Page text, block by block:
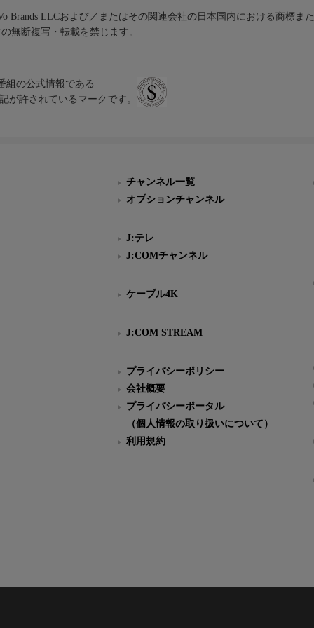
Brands LLCおよび／またはその関連会社の日本国内における商標ま
無断複写・転載を禁じます。
組の公式情報である
が許されているマークです。
チャンネル一覧
オプションチャンネル
J:テレ
J:COMチャンネル
ケーブル4K
J:COM STREAM
プライバシーポリシー
会社概要
プライバシーポータル
（個人情報の取り扱いについて）
利用規約